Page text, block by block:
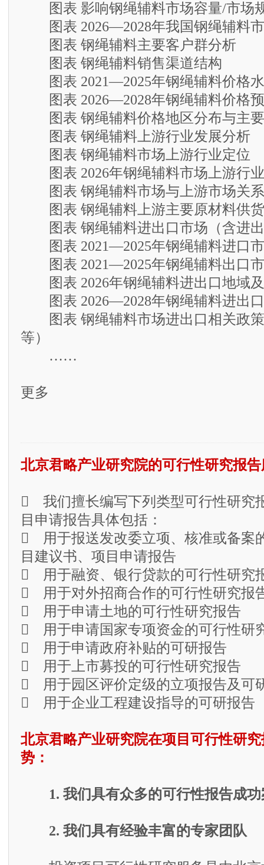
图表 影响钢绳辅料市场容量/市场
图表 2026—2028年我国钢绳辅料市
图表 钢绳辅料主要客户群分析
图表 钢绳辅料销售渠道结构
图表 2021—2025年钢绳辅料价格
图表 2026—2028年钢绳辅料价格
图表 钢绳辅料价格地区分布与主
图表 钢绳辅料上游行业发展分析
图表 钢绳辅料市场上游行业定位
图表 2026年钢绳辅料市场上游行
图表 钢绳辅料市场与上游市场关系
图表 钢绳辅料上游主要原材料供
图表 钢绳辅料进出口市场（含进
图表 2021—2025年钢绳辅料进口
图表 2021—2025年钢绳辅料出口
图表 2026年钢绳辅料进出口地域
图表 2026—2028年钢绳辅料进出
图表 钢绳辅料市场进出口相关政策
等）
……
更多
北京君略产业研究院的可行性研究报
 我们擅长编写下列类型可行性研究
目申请报告具体包括：
 用于报送发改委立项、核准或备案
目建议书、项目申请报告
 用于融资、银行贷款的可行性研究
 用于对外招商合作的可行性研究报
 用于申请土地的可行性研究报告
 用于申请国家专项资金的可行性研
 用于申请政府补贴的可研报告
 用于上市募投的可行性研究报告
 用于园区评价定级的立项报告及可
 用于企业工程建设指导的可研报告
北京君略产业研究院在项目可行性研
势：
1. 我们具有众多的可行性报告成功
2. 我们具有经验丰富的专家团队